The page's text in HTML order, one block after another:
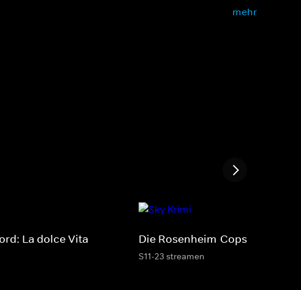
mehr
La dolce Vita Die Rosenheim-Cops
S11-23 streamen